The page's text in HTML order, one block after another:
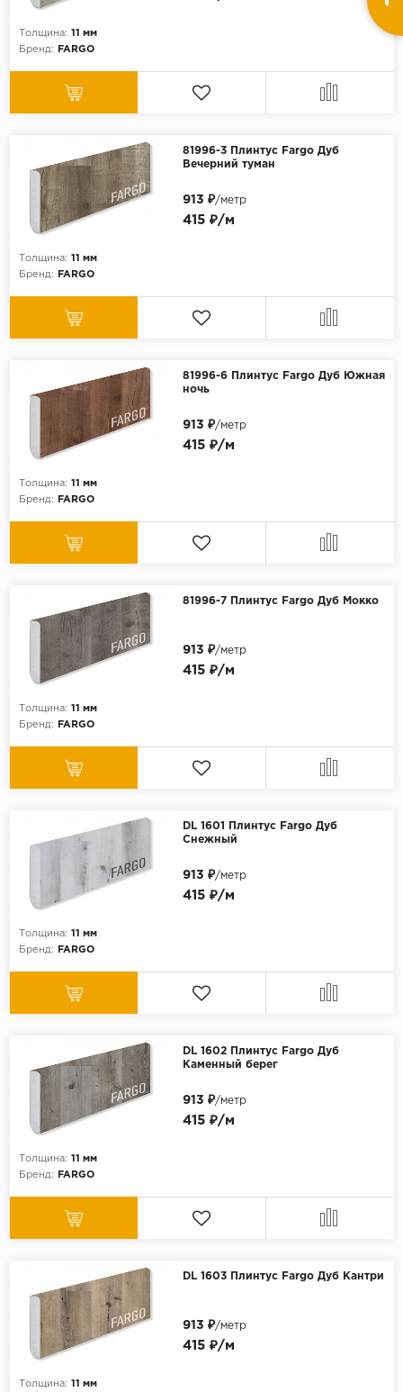
Толщина: 11 мм
Бренд:
FARGO
81996-3 Плинтус Fargo Дуб
Вечерний туман
Толщина: 11 мм
Бренд:
FARGO
415 ₽/м
913 ₽/метр
81996-6 Плинтус Fargo Дуб Южная
ночь
Толщина: 11 мм
Бренд:
FARGO
415 ₽/м
913 ₽/метр
81996-7 Плинтус Fargo Дуб Мокко
Толщина: 11 мм
Бренд:
FARGO
415 ₽/м
913 ₽/метр
DL 1601 Плинтус Fargo Дуб
Снежный
Толщина: 11 мм
Бренд:
FARGO
415 ₽/м
913 ₽/метр
DL 1602 Плинтус Fargo Дуб
Каменный берег
Толщина: 11 мм
Бренд:
FARGO
415 ₽/м
913 ₽/метр
DL 1603 Плинтус Fargo Дуб Кантри
Толщина: 11 мм
415 ₽/м
913 ₽/метр